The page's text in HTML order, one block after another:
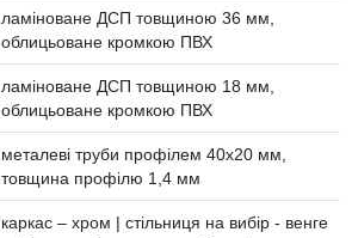
ламіноване ДСП товщиною 36 мм,
облицьоване кромкою ПВХ
ламіноване ДСП товщиною 18 мм,
облицьоване кромкою ПВХ
металеві труби профілем 40x20 мм,
товщина профілю 1,4 мм
каркас – хром | стільниця на вибір - венге